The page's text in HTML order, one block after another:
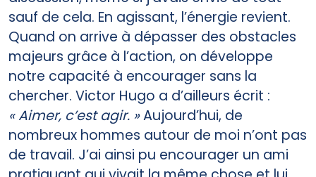
sauf de cela. En agissant, l’énergie revient.
Quand on arrive à dépasser des obstacles
majeurs grâce à l’action, on développe
notre capacité à encourager sans la
chercher. Victor Hugo a d’ailleurs écrit :
« Aimer, c’est agir. »Aujourd’hui, de
nombreux hommes autour de moi n’ont pas
de travail. J’ai ainsi pu encourager un ami